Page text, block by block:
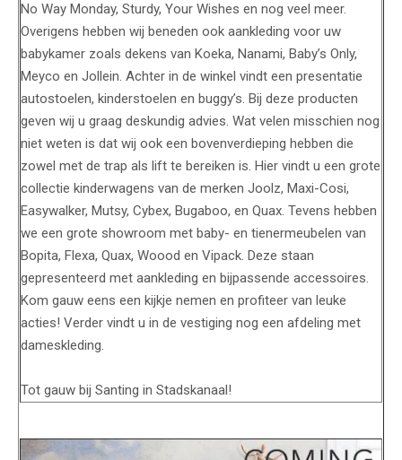
No Way Monday, Sturdy, Your Wishes en nog veel meer.
Overigens hebben wij beneden ook aankleding voor uw
babykamer zoals dekens van Koeka, Nanami, Baby’s Only,
Meyco en Jollein. Achter in de winkel vindt een presentatie
autostoelen, kinderstoelen en buggy’s. Bij deze producten
geven wij u graag deskundig advies. Wat velen misschien nog
niet weten is dat wij ook een bovenverdieping hebben die
zowel met de trap als lift te bereiken is. Hier vindt u een grote
collectie kinderwagens van de merken Joolz, Maxi-Cosi,
Easywalker, Mutsy, Cybex, Bugaboo, en Quax. Tevens hebben
we een grote showroom met baby- en tienermeubelen van
Bopita, Flexa, Quax, Woood en Vipack. Deze staan
gepresenteerd met aankleding en bijpassende accessoires.
Kom gauw eens een kijkje nemen en profiteer van leuke
acties! Verder vindt u in de vestiging nog een afdeling met
dameskleding.
Tot gauw bij Santing in Stadskanaal!